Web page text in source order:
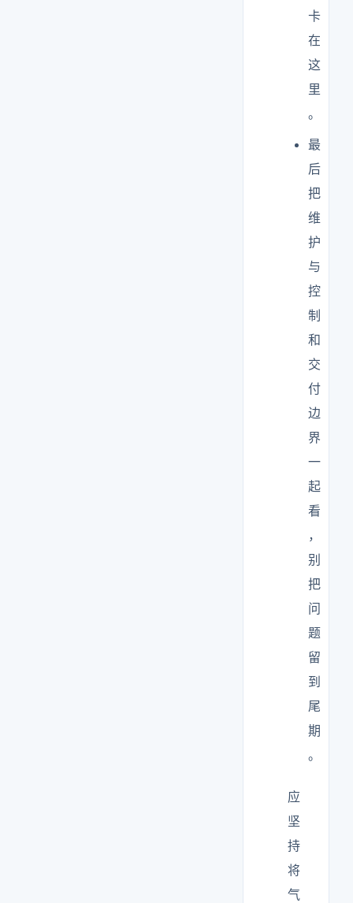
卡
在
这
里
。
最
后
把
维
护
与
控
制
和
交
付
边
界
一
起
看
，
别
把
问
题
留
到
尾
期
。
应
坚
持
将
气